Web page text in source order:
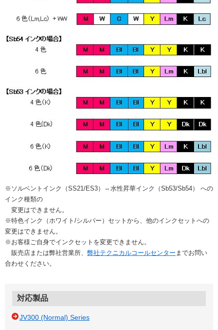
※ソルベントインク（SS21/ES3）⇔水性昇華インク（Sb53/Sb54） への
インク種類の
変更はできません。
※特色インク（ホワイト/シルバー）セットから、他のインクセットへの
変更はできません。
※お客様ご自身でインクセットを変更できません。
販売店または弊社営業所、 弊社テクニカルコールセンター までお問い
合わせください。
対応製品
JV300 (Normal) Series